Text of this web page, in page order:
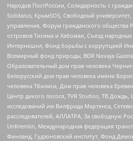
Народов ПостРоссии, Солидарность с
Solidarus, КрымSOS, Свободный университет,
управления, Форум гражданского общества
островов Тисима и Хабомаи, Съезд народных
Интернешнл, Фонд борьбы с коррупцией
Всемирный фонд природы, BDR Novaja
Образовательный дом прав человека
Белорусский дом прав человека имени
человека Тбилиси, Дом прав человека
Центр дикого лосося, TVR Studios, ТВ Дождь,
исследований им Вилфрида Мартенса,
расследователей, АЛЛАТРА, За свободную
UnKremlin, Международная федерация
Финланд, Гудзоновский институт, Фонд